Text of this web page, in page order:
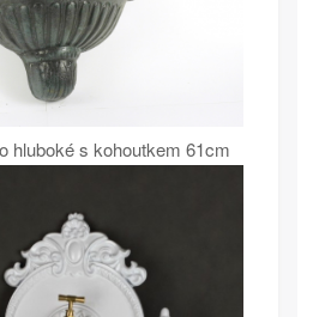
hluboké s kohoutkem 61cm